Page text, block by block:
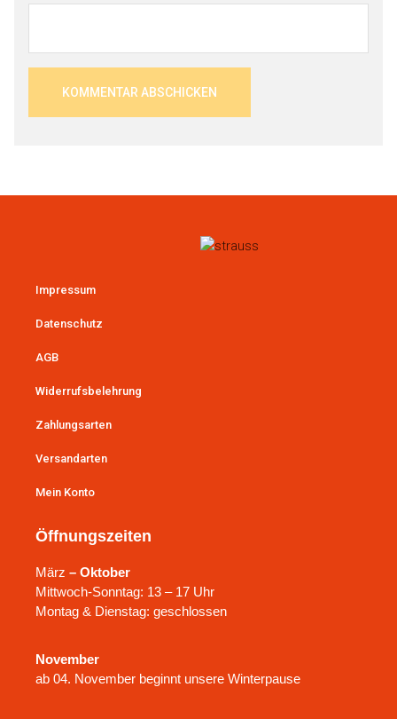
Öffnungszeiten
März – Oktober
Mittwoch-Sonntag: 13 – 17 Uhr
Montag & Dienstag: geschlossen
November
ab 04. November beginnt unsere Winterpause
Impressum
Datenschutz
AGB
Widerrufsbelehrung
Zahlungsarten
Versandarten
Mein Konto